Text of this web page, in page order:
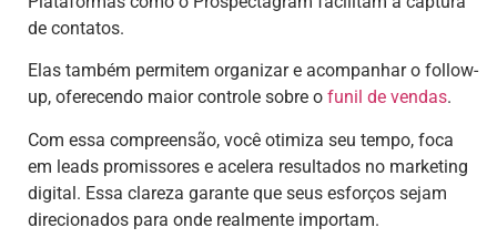
de contatos.
Elas também permitem organizar e acompanhar o follow-
up, oferecendo maior controle sobre o funil de vendas.
Com essa compreensão, você otimiza seu tempo, foca
em leads promissores e acelera resultados no marketing
digital. Essa clareza garante que seus esforços sejam
direcionados para onde realmente importam.